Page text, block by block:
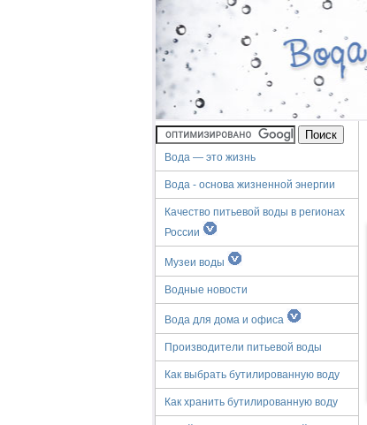
Вода — это жизнь
Вода - основа жизненной энергии
Качество питьевой воды в регионах
России
Музеи воды
Водные новости
Вода для дома и офиса
Производители питьевой воды
Как выбрать бутилированную воду
Как хранить бутилированную воду